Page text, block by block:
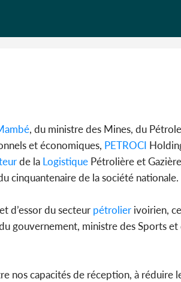
, du ministre des Mines, du
et économiques, PETROCI
de la Logistique Pétrolière et
cinquantenaire de la société nationale.
d’essor du secteur pétrolier ivoirien,
gouvernement, ministre des Sports
nos capacités de réception, à réduire